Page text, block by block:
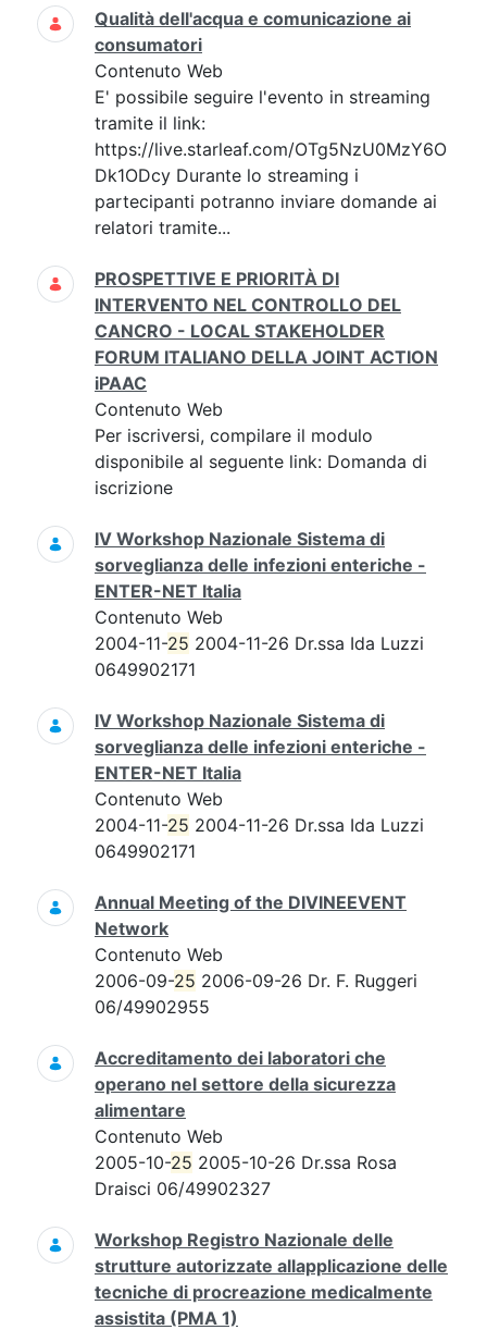
Qualità dell'acqua e comunicazione ai
consumatori
Contenuto Web
E' possibile seguire l'evento in streaming
tramite il link:
https://live.starleaf.com/OTg5NzU0MzY6O
Dk1ODcy Durante lo streaming i
partecipanti potranno inviare domande ai
relatori tramite...
PROSPETTIVE E PRIORITÀ DI
INTERVENTO NEL CONTROLLO DEL
CANCRO - LOCAL STAKEHOLDER
FORUM ITALIANO DELLA JOINT ACTION
iPAAC
Contenuto Web
Per iscriversi, compilare il modulo
disponibile al seguente link: Domanda di
iscrizione
IV Workshop Nazionale Sistema di
sorveglianza delle infezioni enteriche -
ENTER-NET Italia
Contenuto Web
2004-11-25 2004-11-26 Dr.ssa Ida Luzzi
0649902171
IV Workshop Nazionale Sistema di
sorveglianza delle infezioni enteriche -
ENTER-NET Italia
Contenuto Web
2004-11-25 2004-11-26 Dr.ssa Ida Luzzi
0649902171
Annual Meeting of the DIVINEEVENT
Network
Contenuto Web
2006-09-25 2006-09-26 Dr. F. Ruggeri
06/49902955
Accreditamento dei laboratori che
operano nel settore della sicurezza
alimentare
Contenuto Web
2005-10-25 2005-10-26 Dr.ssa Rosa
Draisci 06/49902327
Workshop Registro Nazionale delle
strutture autorizzate allapplicazione delle
tecniche di procreazione medicalmente
assistita (PMA 1)